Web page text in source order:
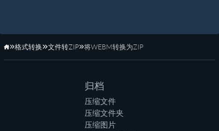
主页
格式转换 文件转ZIP 将WEBM转换为ZIP
归档
压缩文件
压缩文件夹
压缩图片